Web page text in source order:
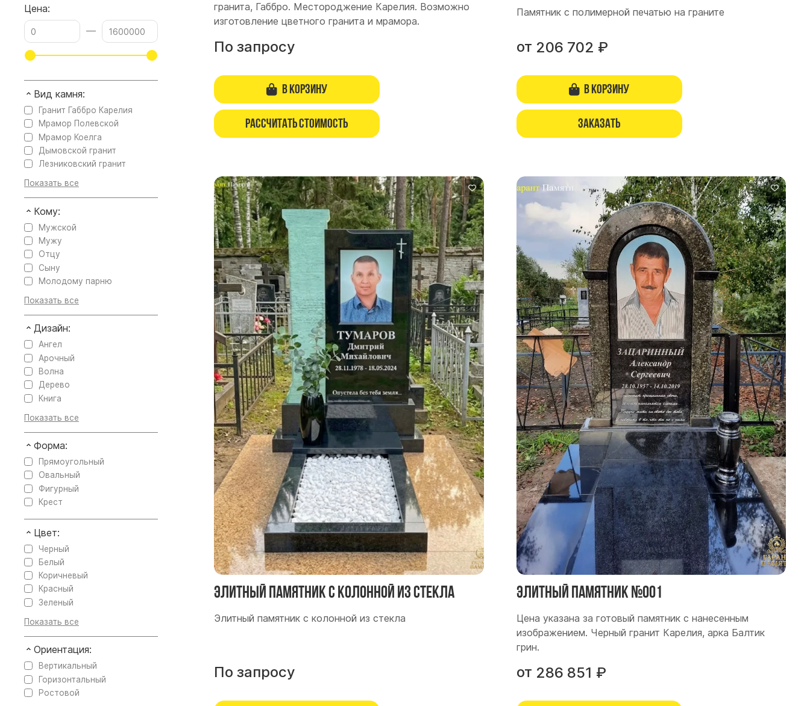
гранита, Габбро. Местороджение Карелия. Возможно
изготовление цветного гранита и мрамора.
По запросу
В корзину
Рассчитать стоимость
Памятник с полимерной печатью на граните
от 206 702 ₽
В корзину
Заказать
Элитный памятник с колонной из стекла
Элитный памятник с колонной из стекла
По запросу
Элитный памятник №001
Цена указана за готовый памятник с нанесенным
изображением. Черный гранит Карелия, арка Балтик
грин.
от 286 851 ₽
Цена:
—
Вид камня:
Гранит Габбро Карелия
Мрамор Полевской
Мрамор Коелга
Дымовской гранит
Лезниковский гранит
Кому:
Мужской
Мужу
Отцу
Сыну
Молодому парню
Дизайн:
Ангел
Арочный
Волна
Дерево
Книга
Форма:
Прямоугольный
Овальный
Фигурный
Крест
Цвет:
Черный
Белый
Коричневый
Красный
Зеленый
Ориентация:
Вертикальный
Горизонтальный
Ростовой